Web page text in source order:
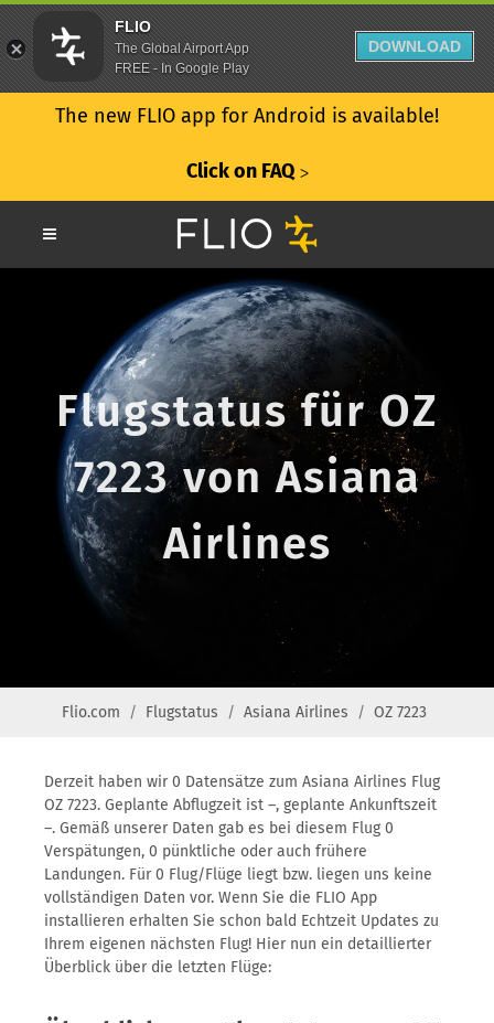
The new FLIO app for Android is available!
Click on FAQ ᐳ
Flugstatus für OZ
7223 von Asiana
Airlines
Flio.com Flugstatus Asiana Airlines OZ 7223
Derzeit haben wir 0 Datensätze zum Asiana Airlines Flug
OZ 7223. Geplante Abflugzeit ist –, geplante Ankunftszeit
–. Gemäß unserer Daten gab es bei diesem Flug 0
Verspätungen, 0 pünktliche oder auch frühere
Landungen. Für 0 Flug/Flüge liegt bzw. liegen uns keine
vollständigen Daten vor. Wenn Sie die FLIO App
installieren erhalten Sie schon bald Echtzeit Updates zu
Ihrem eigenen nächsten Flug! Hier nun ein detaillierter
Überblick über die letzten Flüge:
FLIO
The Global Airport App
FREE - In Google Play
DOWNLOAD